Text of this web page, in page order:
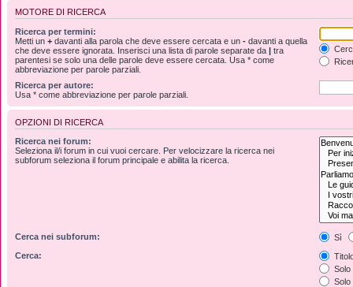
MOTORE DI RICERCA
Ricerca per termini:
Metti un + davanti alla parola che deve essere cercata e un - davanti a quella
che deve essere ignorata. Inserisci una lista di parole separate da | tra
parentesi se solo una delle parole deve essere cercata. Usa * come
abbreviazione per parole parziali.
Ricerca per autore:
Usa * come abbreviazione per parole parziali.
OPZIONI DI RICERCA
Ricerca nei forum:
Seleziona il/i forum in cui vuoi cercare. Per velocizzare la ricerca nei
subforum seleziona il forum principale e abilita la ricerca.
Cerca nei subforum:
Sì
Cerca:
Solo
Solo